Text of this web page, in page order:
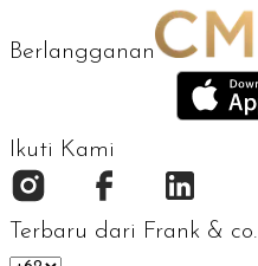
Berlangganan
Ikuti Kami
Terbaru dari Frank & co.